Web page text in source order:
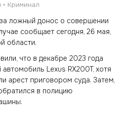
Криминал
ложный донос о совершении
сообщает сегодня, 26 мая,
области.
что в декабре 2023 года
Lexus RX200T, хотя
арест приговором суда. Затем,
в полицию